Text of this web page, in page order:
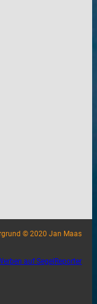
© 2020 Jan Maas
auf SegelReporter